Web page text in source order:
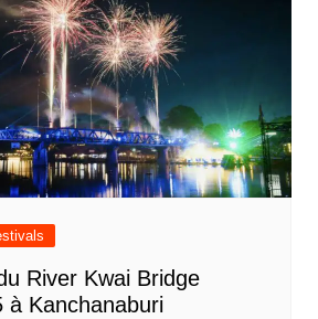
River Kwai Bridge
à Kanchanaburi